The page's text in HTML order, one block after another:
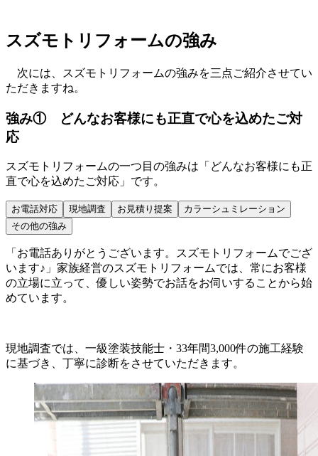
スズモトリフォームの強み
次には、スズモトリフォームの強みを三点ご紹介させてい
ただきますね。
強み① どんなお客様にも正直で心を込めたご対
応
スズモトリフォームの一つ目の強みは「どんなお客様にも正
直で心を込めたご対応」です。
お電話対応 現地調査 お見積り提案
カラーシュミレーション
その他の強み
「お電話ありがとうございます。スズモトリフォームでござ
います♪」家族経営のスズモトリフォームでは、常にお客様
の立場に立って、優しい姿勢でお話をお伺いすることから始
めています。
現地調査では、一級塗装技能士・33年間3,000件の施工経験
に基づき、丁寧に診断をさせていただきます。